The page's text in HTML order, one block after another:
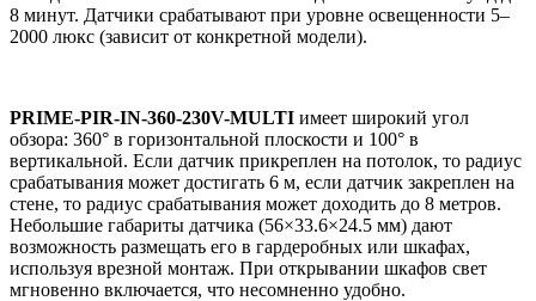
8 минут. Датчики срабатывают при уровне освещенности 5–
2000 люкс (зависит от конкретной модели).
PRIME-PIR-IN-360-230V-MULTI имеет широкий угол
обзора: 360° в горизонтальной плоскости и 100° в
вертикальной. Если датчик прикреплен на потолок, то радиус
срабатывания может достигать 6 м, если датчик закреплен на
стене, то радиус срабатывания может доходить до 8 метров.
Небольшие габариты датчика (56×33.6×24.5 мм) дают
возможность размещать его в гардеробных или шкафах,
используя врезной монтаж. При открывании шкафов свет
мгновенно включается, что несомненно удобно.